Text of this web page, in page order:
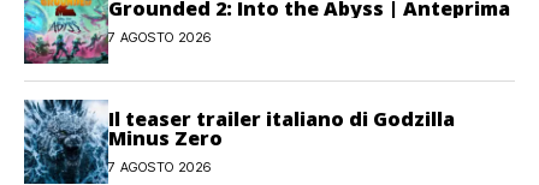
Grounded 2: Into the Abyss | Anteprima
7 AGOSTO 2026
Il teaser trailer italiano di Godzilla
Minus Zero
7 AGOSTO 2026